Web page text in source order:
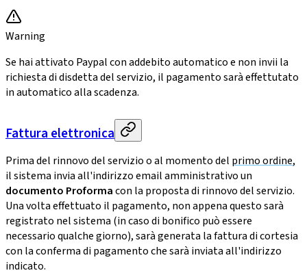
Warning
Se hai attivato Paypal con addebito automatico e non invii la
richiesta di disdetta del servizio, il pagamento sarà effettutato
in automatico alla scadenza.
Fattura elettronica
Prima del rinnovo del servizio o al momento del primo ordine,
il sistema invia all'indirizzo email amministrativo un
documento Proformacon la proposta di rinnovo del servizio.
Una volta effettuato il pagamento, non appena questo sarà
registrato nel sistema (in caso di bonifico può essere
necessario qualche giorno), sarà generata la fattura di cortesia
con la conferma di pagamento che sarà inviata all'indirizzo
indicato.